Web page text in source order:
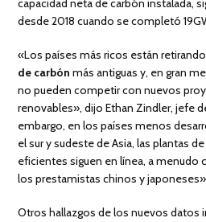
capacidad neta de carbón instalada,
desde 2018 cuando se completó
«Los países más ricos están
de carbón más antiguas y, en gran
no pueden competir con nuevos
renovables», dijo Ethan Zindler, jefe
embargo, en los países menos
el sur y sudeste de Asia, las plantas
eficientes siguen en línea, a menudo
los prestamistas chinos y
Otros hallazgos de los nuevos datos